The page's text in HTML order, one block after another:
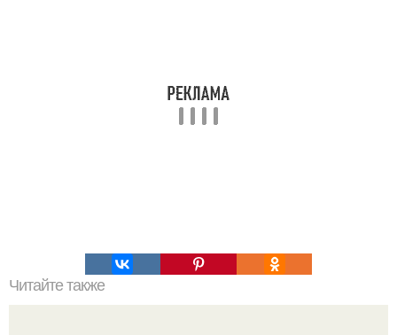
Читайте также